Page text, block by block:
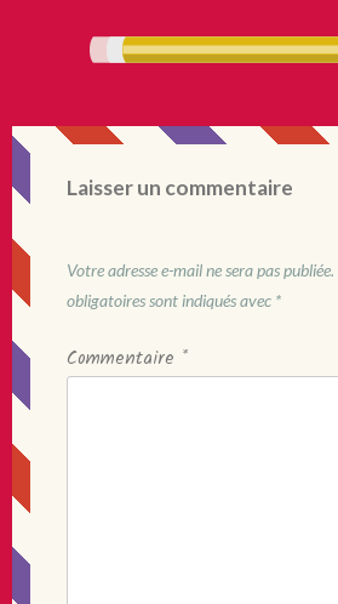
Laisser un commentaire
Votre adresse e-mail ne sera pas publiée.
obligatoires sont indiqués avec *
Commentaire *